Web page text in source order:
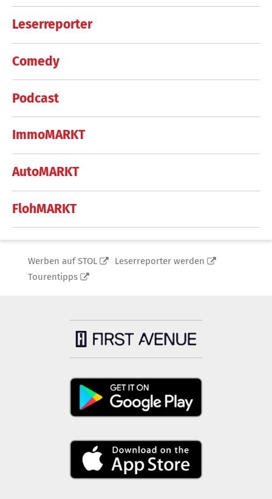
Leserreporter
Comedy
Podcast
ImmoMARKT
AutoMARKT
FlohMARKT
Werben auf STOL
Leserreporter werden
Tourentipps